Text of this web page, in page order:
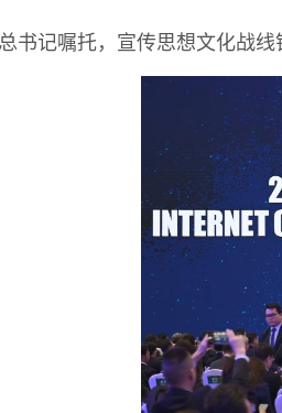
书记嘱托，宣传思想文化战